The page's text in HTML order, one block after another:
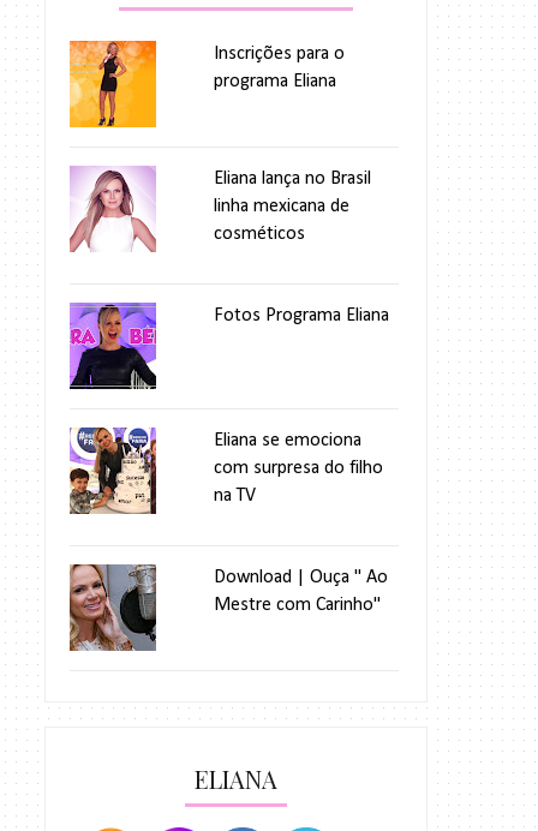
Inscrições para o
programa Eliana
Eliana lança no Brasil
linha mexicana de
cosméticos
Fotos Programa Eliana
Eliana se emociona
com surpresa do filho
na TV
Download | Ouça " Ao
Mestre com Carinho"
ELIANA